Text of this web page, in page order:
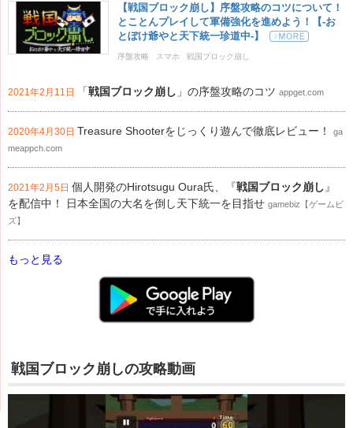
【戦国ブロック崩し】序盤攻略のコツについて！
とことんプレイして軍備強化を進めよう！【-お
とぼけ爺やと天下統一珍道中-】
序盤攻略 スマホ 戦国ブロック崩し
2021年2月11日 「戦国ブロック崩し 」の序盤攻略のコツ appget.com
2020年4月30日 Treasure Shooterをじっくり遊んで徹底レビュー！
ga
meappch.com
2021年2月5日 個人開発のHirotsugu Oura氏、『戦国ブロック崩し 』
を配信中！ 日本全国の大名を倒し天下統一を目指せ gamebiz【ゲームビ
ズ】
もっと見る
戦国ブロック崩しの攻略動画